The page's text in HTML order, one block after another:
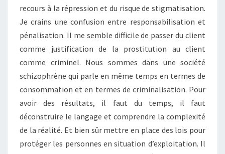
recours à la répression et du risque de stigmatisation.
Je crains une confusion entre responsabilisation et
pénalisation. Il me semble difficile de passer du client
comme justification de la prostitution au client
comme criminel. Nous sommes dans une société
schizophrène qui parle en même temps en termes de
consommation et en termes de criminalisation. Pour
avoir des résultats, il faut du temps, il faut
déconstruire le langage et comprendre la complexité
de la réalité. Et bien sûr mettre en place des lois pour
protéger les personnes en situation d’exploitation. Il